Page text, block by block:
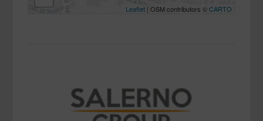
Leaflet| OSM contributors ©CARTO